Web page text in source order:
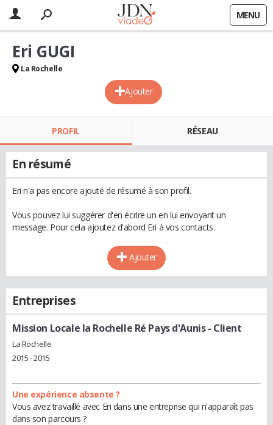
MENU
Ajouter
Eri GUGI
La Rochelle
PROFIL RÉSEAU
En résumé
Eri n'a pas encore ajouté de résumé à son profil.
Vous pouvez lui suggérer d'en écrire un en lui envoyant un
message. Pour cela ajoutez d'abord Eri à vos contacts.
Ajouter
Entreprises
Mission Locale la Rochelle Ré Pays d'Aunis- Client
La Rochelle
2015 - 2015
Une expérience absente ?
Vous avez travaillé avec Eri dans une entreprise qui n'apparaît pas
dans son parcours ?